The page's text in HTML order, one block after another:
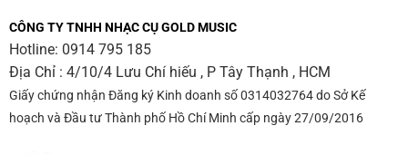
CÔNG TY TNHH NHẠC CỤ GOLD MUSIC
Hotline: 0914 795 185
Địa Chỉ : 4/10/4 Lưu Chí hiếu , P Tây Thạnh , HCM
Giấy chứng nhận Đăng ký Kinh doanh số 0314032764 do Sở Kế
hoạch và Đầu tư Thành phố Hồ Chí Minh cấp ngày 27/09/2016